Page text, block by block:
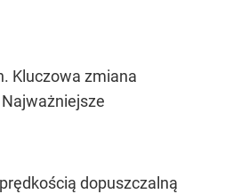
Kluczowa zmiana
dopuszczalną